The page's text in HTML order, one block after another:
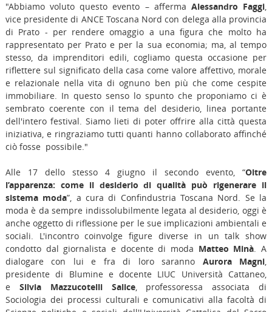
"Abbiamo voluto questo evento – afferma Alessandro Faggi,
vice presidente di ANCE Toscana Nord con delega alla provincia
di Prato - per rendere omaggio a una figura che molto ha
rappresentato per Prato e per la sua economia; ma, al tempo
stesso, da imprenditori edili, cogliamo questa occasione per
riflettere sul significato della casa come valore affettivo, morale
e relazionale nella vita di ognuno ben più che come cespite
immobiliare. In questo senso lo spunto che proponiamo ci è
sembrato coerente con il tema del desiderio, linea portante
dell'intero festival. Siamo lieti di poter offrire alla città questa
iniziativa, e ringraziamo tutti quanti hanno collaborato affinché
ciò fosse possibile."
Alle 17 dello stesso 4 giugno il secondo evento, “Oltre
l’apparenza: come il desiderio di qualità può rigenerare il
sistema moda”, a cura di Confindustria Toscana Nord. Se la
moda è da sempre indissolubilmente legata al desiderio, oggi è
anche oggetto di riflessione per le sue implicazioni ambientali e
sociali. L'incontro coinvolge figure diverse in un talk show
condotto dal giornalista e docente di moda Matteo Minà. A
dialogare con lui e fra di loro saranno Aurora Magni,
presidente di Blumine e docente LIUC Università Cattaneo,
e Silvia Mazzucotelli Salice, professoressa associata di
Sociologia dei processi culturali e comunicativi alla facoltà di